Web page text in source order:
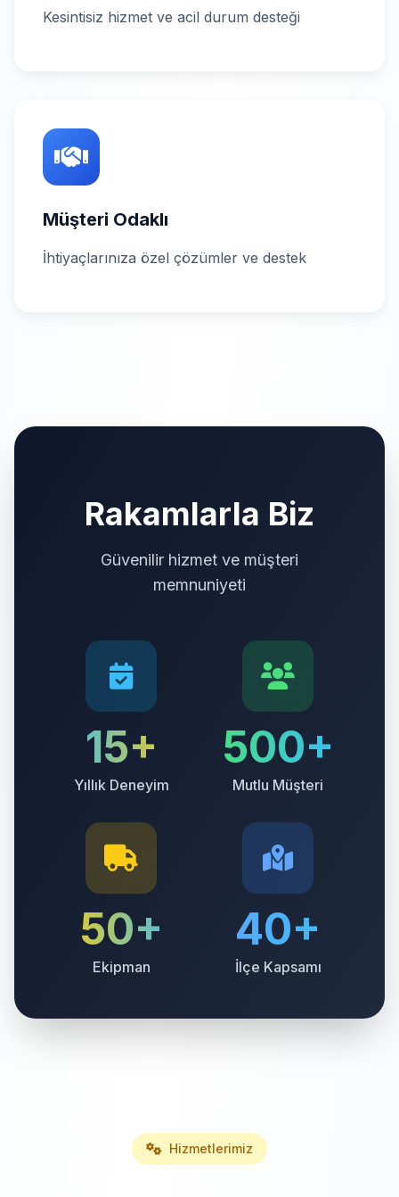
Kesintisiz hizmet ve acil durum desteği
Müşteri Odaklı
İhtiyaçlarınıza özel çözümler ve destek
Rakamlarla Biz
Güvenilir hizmet ve müşteri
memnuniyeti
15+
Yıllık Deneyim
500+
Mutlu Müşteri
50+
Ekipman
40+
İlçe Kapsamı
Hizmetlerimiz